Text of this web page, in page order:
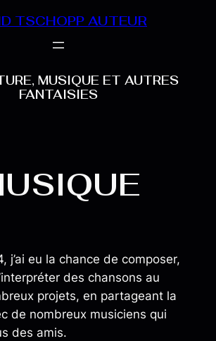
TSCHOPP AUTEUR
MUSIQUE ET AUTRES
FANTAISIES
j’ai eu la chance de composer,
des chansons au
projets, en partageant la
de nombreux musiciens qui
des amis.